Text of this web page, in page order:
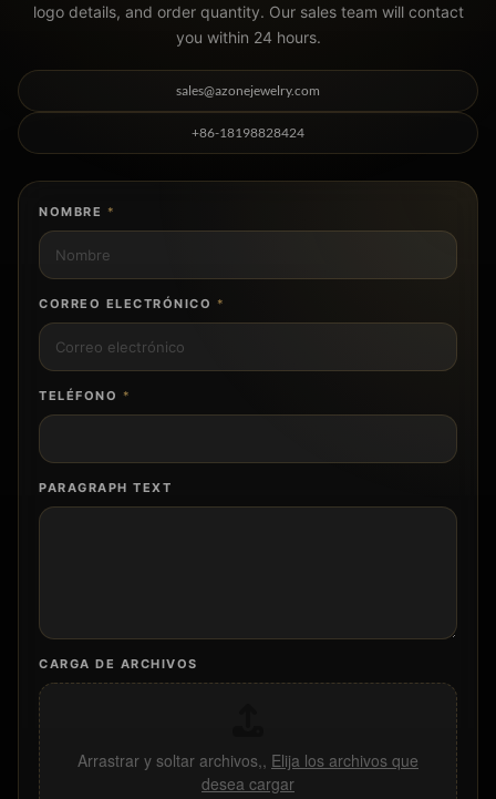
logo details, and order quantity. Our sales team will contact
you within 24 hours.
sales@azonejewelry.com
+86-18198828424
NOMBRE *
CORREO ELECTRÓNICO *
TELÉFONO *
PARAGRAPH TEXT
CARGA DE ARCHIVOS
Arrastrar y soltar archivos,, Elija los archivos que
desea cargar